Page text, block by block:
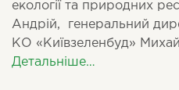
екології та природних
Андрій, генеральний
КО «Київзеленбуд»
Детальніше…